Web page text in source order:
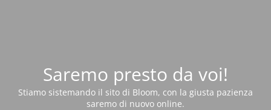
Saremo presto da voi!
Stiamo sistemando il sito di Bloom, con la giusta pazienza
saremo di nuovo online.